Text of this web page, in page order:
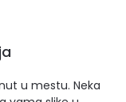
u mestu. Neka